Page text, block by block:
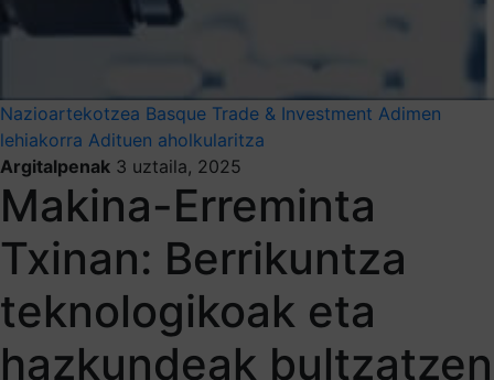
Nazioartekotzea Basque Trade & Investment Adimen
lehiakorra Adituen aholkularitza
Argitalpenak 3 uztaila, 2025
Makina-Erreminta
Txinan: Berrikuntza
teknologikoak eta
hazkundeak bultzatzen